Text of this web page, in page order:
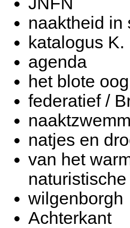
naaktheid in
katalogus K.
agenda
het blote oog
federatief /
natjes en
van het
wilgenborgh
Achterkant